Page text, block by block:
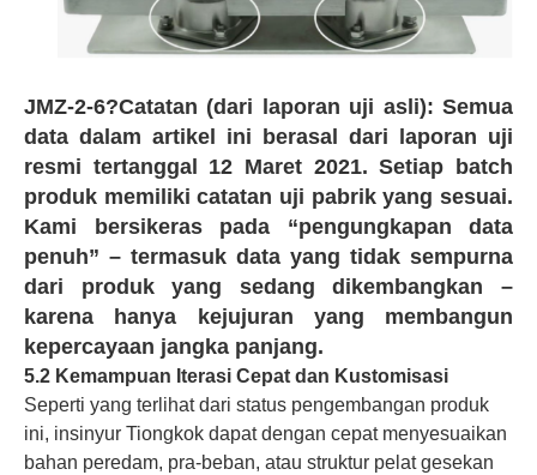
JMZ-2-6?Catatan (dari laporan uji asli): Semua
data dalam artikel ini berasal dari laporan uji
resmi tertanggal 12 Maret 2021. Setiap batch
produk memiliki catatan uji pabrik yang sesuai.
Kami bersikeras pada “pengungkapan data
penuh” – termasuk data yang tidak sempurna
dari produk yang sedang dikembangkan –
karena hanya kejujuran yang membangun
kepercayaan jangka panjang.
5.2 Kemampuan Iterasi Cepat dan Kustomisasi
Seperti yang terlihat dari status pengembangan produk
ini, insinyur Tiongkok dapat dengan cepat menyesuaikan
bahan peredam, pra-beban, atau struktur pelat gesekan